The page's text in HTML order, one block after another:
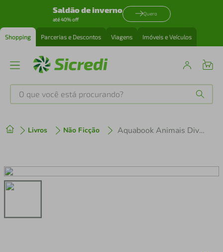
Saldão de inverno
até 40% off
Quero
Shopping Parcerias e Descontos Viagens Imóveis e Veículos
O que você está procurando?
Livros Não Ficção Aquabook Animais Divertidos
2º cafeteira